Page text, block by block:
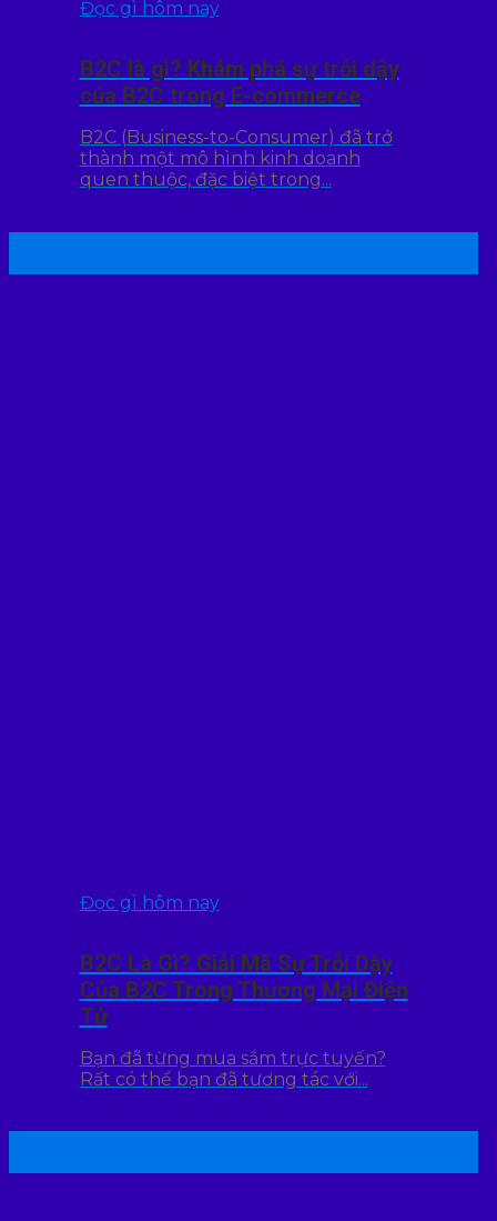
Đọc gì hôm nay
B2C là gì? Khám phá sự trỗi dậy
của B2C trong E-commerce
B2C (Business-to-Consumer) đã trở
thành một mô hình kinh doanh
quen thuộc, đặc biệt trong...
Đọc gì hôm nay
B2C Là Gì? Giải Mã Sự Trỗi Dậy
Của B2C Trong Thương Mại Điện
Tử
Bạn đã từng mua sắm trực tuyến?
Rất có thể bạn đã tương tác với...